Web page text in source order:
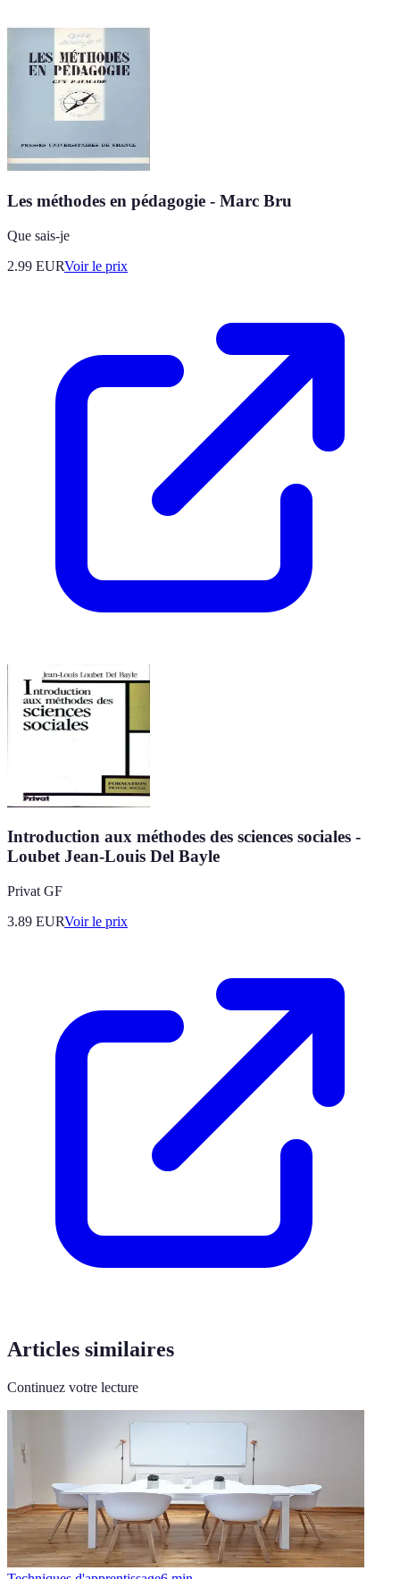
Les méthodes en pédagogie - Marc Bru
Que sais-je
2.99 EURVoir le prix
Introduction aux méthodes des sciences sociales -
Loubet Jean-Louis Del Bayle
Privat GF
3.89 EURVoir le prix
Articles similaires
Continuez votre lecture